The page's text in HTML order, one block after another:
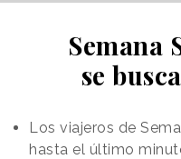
Semana
se
Los viajeros de
hasta el último